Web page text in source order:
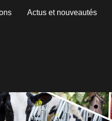
Actus et nouveautés